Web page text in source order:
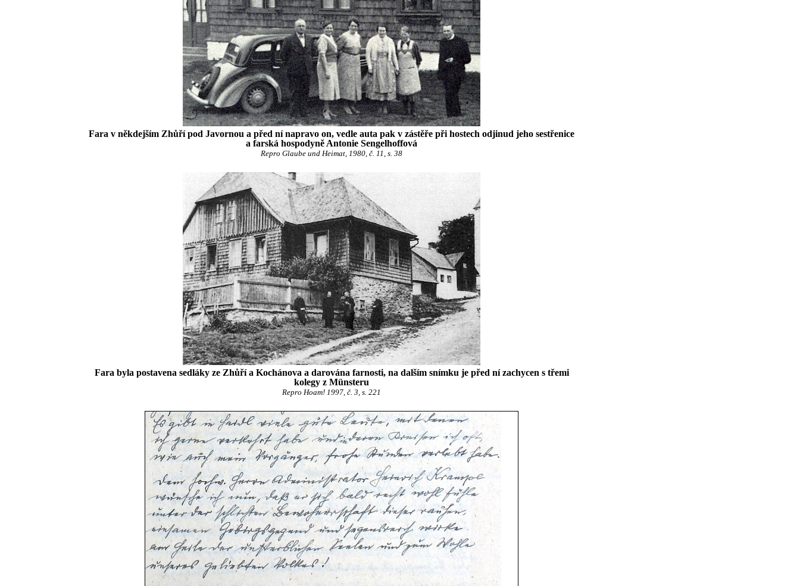
Fara v někdejším Zhůří pod Javornou a před ní napravo on, vedle auta pak v zástěře při hostech odjinud jeho sestřenice
a farská hospodyně Antonie Sengelhoffová
Repro Glaube und Heimat, 1980, č. 11, s. 38
Fara byla postavena sedláky ze Zhůří a Kochánova a darována farnosti, na dalším snímku je před ní zachycen s třemi
kolegy z Münsteru
Repro Hoam! 1997, č. 3, s. 221